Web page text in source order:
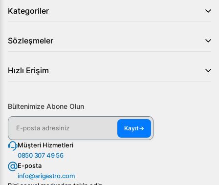
Kategoriler
Sözleşmeler
Hızlı Erişim
Bültenimize Abone Olun
Kayıt→
Müşteri Hizmetleri
0850 307 49 56
E-posta
info@arigastro.com